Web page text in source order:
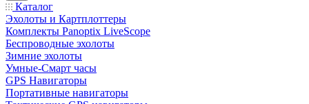
Каталог
Эхолоты и Картплоттеры
Комплекты Panoptix LiveScope
Беспроводные эхолоты
Зимние эхолоты
Умные-Смарт часы
GPS Навигаторы
Портативные навигаторы